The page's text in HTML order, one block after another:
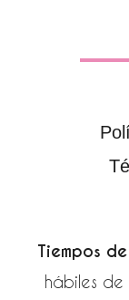
Tiempos
hábiles